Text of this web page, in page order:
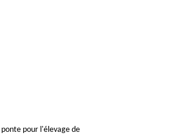
pour l'élevage de